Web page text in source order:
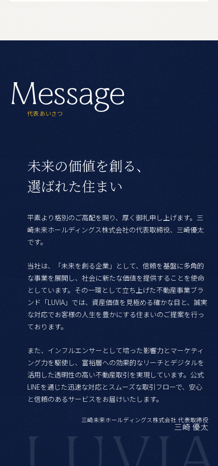
Message
代表あいさつ
未来の価値を創る、
選ばれた住まい
平素より格別のご高配を賜り、厚く御礼申し上げます。三
崎未来ホールディングス株式会社の代表取締役、三崎優太
です。
当社は、「未来を創る企業」として、信頼を基盤に多角的
な事業を展開し、社会に新たな価値を提供することを使命
としています。その一環として立ち上げた不動産事業ブラ
ンド「LUVIA」では、資産価値を見極める確かな目と、誠実
な対応でお客様の人生を豊かにする住まいのご提案を行っ
ております。
また、インフルエンサーとして培った影響力とマーケティ
ング力を駆使し、富裕層への効果的なリーチとデジタルを
活用した透明性の高い不動産取引を実現しています。公式
LINEを通じた迅速な対応とスムーズな取引フローで、安心
と信頼のあるサービスをお届けいたします。
三崎未来ホールディングス株式会社 代表取締役
三崎 優太